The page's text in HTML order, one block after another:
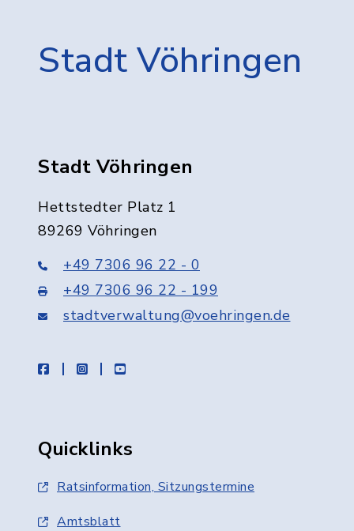
Stadt Vöhringen
Stadt Vöhringen
Hettstedter Platz 1
89269 Vöhringen
+49 7306 96 22 - 0
+49 7306 96 22 - 199
stadtverwaltung@voehringen.de
facebookinstagramyoutube
Quicklinks
Ratsinformation, Sitzungstermine
Amtsblatt